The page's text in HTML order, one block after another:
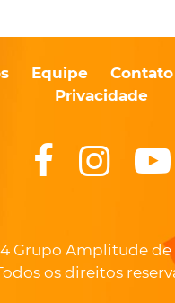
Equipe Contato
Privacidade
Grupo Amplitude
os direitos